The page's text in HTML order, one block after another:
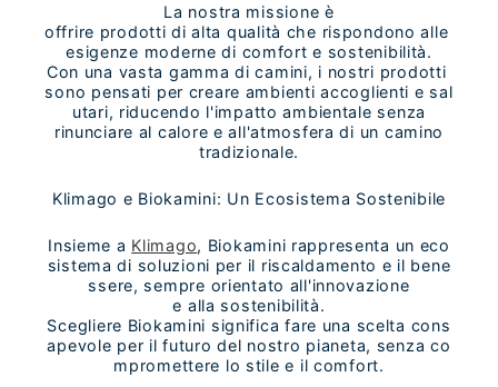
La nostra missione è
offrire prodotti di alta qualità che rispondono alle
esigenze moderne di comfort e sostenibilità.
Con una vasta gamma di camini, i nostri prodotti
sono pensati per creare ambienti accoglienti e sal
utari, riducendo l'impatto ambientale senza
rinunciare al calore e all'atmosfera di un camino
tradizionale.
Klimago e Biokamini: Un Ecosistema Sostenibile
Insieme a Klimago, Biokamini rappresenta un eco
sistema di soluzioni per il riscaldamento e il bene
ssere, sempre orientato all'innovazione
e alla sostenibilità.
Scegliere Biokamini significa fare una scelta cons
apevole per il futuro del nostro pianeta, senza co
mpromettere lo stile e il comfort.